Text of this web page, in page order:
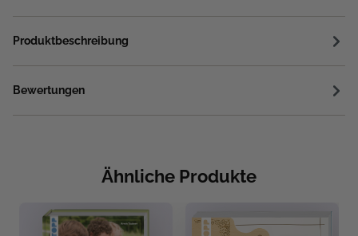
Produktbeschreibung
Bewertungen
Ähnliche Produkte